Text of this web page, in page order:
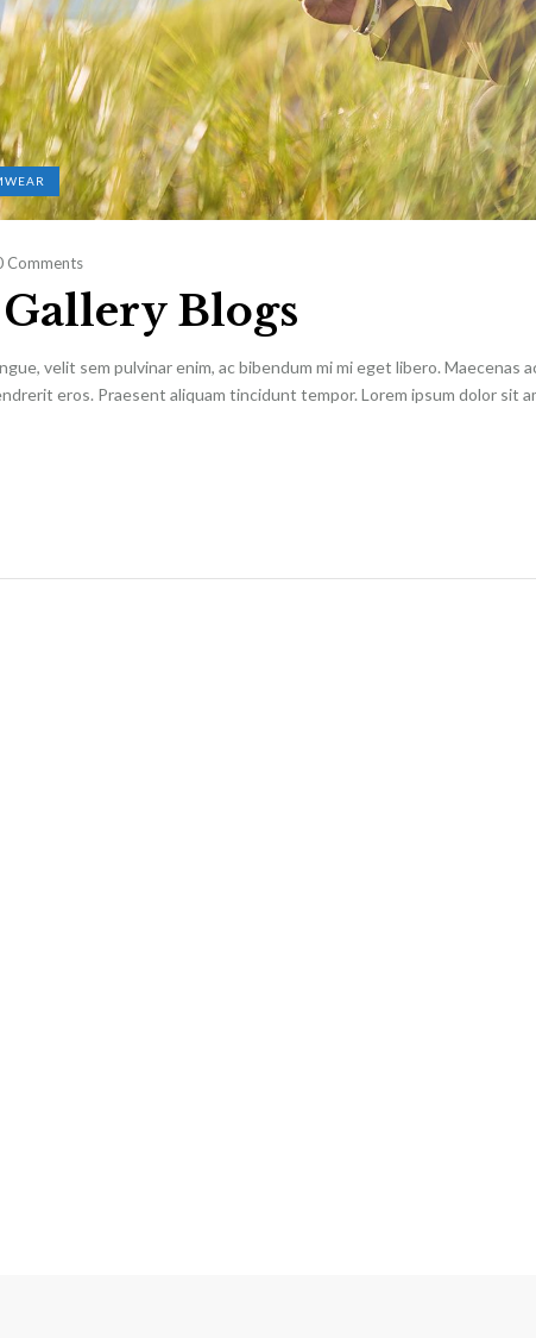
Comments
Blogs
velit sem pulvinar enim, ac bibendum mi mi eget libero. Maecenas
eros. Praesent aliquam tincidunt tempor. Lorem ipsum dolor sit